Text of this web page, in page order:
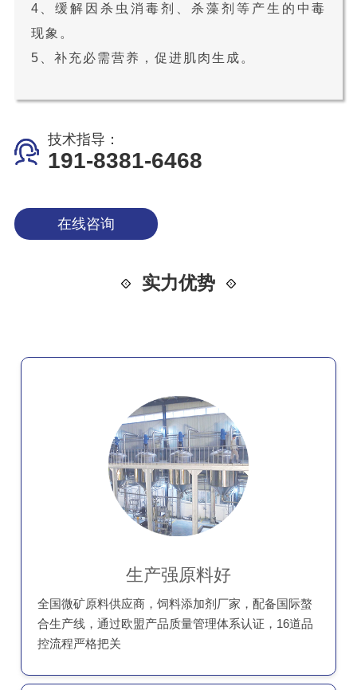
4、缓解因杀虫消毒剂、杀藻剂等产生的中毒
现象。
5、补充必需营养，促进肌肉生成。
技术指导：
191-8381-6468
在线咨询
实力优势
生产强原料好
全国微矿原料供应商，饲料添加剂厂家，配备国际螯
合生产线，通过欧盟产品质量管理体系认证，16道品
控流程严格把关